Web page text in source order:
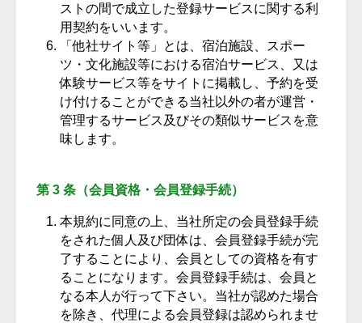
ストの間で成立した登録サービスに関する利
用契約をいいます。
「他社サイト等」とは、宿泊施設、スポー
ツ・文化施設等における宿泊サービス、又は
体験サービス等をサイトに掲載し、予約を受
け付けることができる当社以外の者が運営・
管理するサービス及びその類似サービスを意
味します。
第 3 条（会員資格・会員登録手続）
本規約に同意の上、当社所定の会員登録手続
をされた個人及び団体は、会員登録手続が完
了することにより、会員としての資格を有す
ることになります。会員登録手続は、会員と
なる本人が行って下さい。当社が認めた場合
を除き、代理による会員登録は認められませ